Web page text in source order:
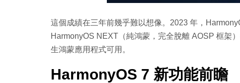
這個成績在三年前幾乎難以想像。2023 年，
HarmonyOS NEXT（純鴻蒙，完全脫離 AOSP 框架
生鴻蒙應用程式可用。
HarmonyOS 7 新功能前瞻